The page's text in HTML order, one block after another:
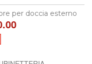
per doccia esterno